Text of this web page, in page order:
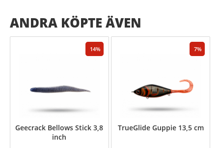
ANDRA KÖPTE ÄVEN
14
Geecrack Bellows Stick 3,8
inch
7
TrueGlide Guppie 13,5 cm